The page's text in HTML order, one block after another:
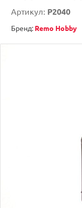
Артикул: P2040
Бренд: Remo Hobby